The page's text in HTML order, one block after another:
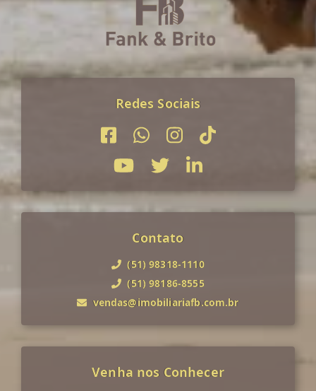
Redes Sociais
Contato
(51) 98318-1110
(51) 98186-8555
vendas@imobiliariafb.com.br
Venha nos Conhecer